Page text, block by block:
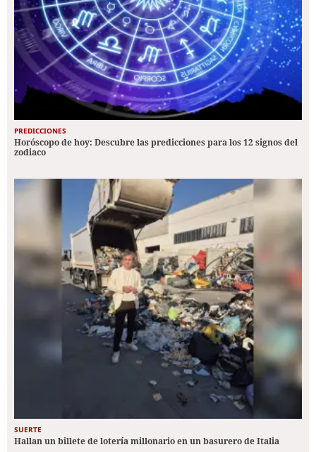
PREDICCIONES
Horóscopo de hoy: Descubre las predicciones para los 12 signos del
zodiaco
SUERTE
Hallan un billete de lotería millonario en un basurero de Italia